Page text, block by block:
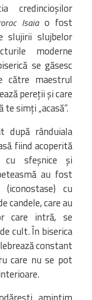
credincioșilor
Isaiao fost
slujirii slujbelor
moderne
se găsesc
către maestrul
pereții și care
simți „acasă”.
după rânduiala
fiind acoperită
cu sfeșnice și
au fost
cu
candele, care au
care intră, se
cult. În biserica
constant
care nu se pot